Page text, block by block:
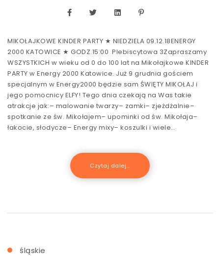
MIKOŁAJKOWE KINDER PARTY ★ NIEDZIELA 09.12.18ENERGY
2000 KATOWICE ★ GODZ.15:00 Plebiscytowa 3Zapraszamy
WSZYSTKICH w wieku od 0 do 100 lat na Mikołajkowe KINDER
PARTY w Energy 2000 Katowice. Już 9 grudnia gościem
specjalnym w Energy2000 będzie sam ŚWIĘTY MIKOŁAJ i
jego pomocnicy ELFY! Tego dnia czekają na Was takie
atrakcje jak:– malowanie twarzy– zamki– zjeżdżalnie–
spotkanie ze św. Mikołajem– upominki od św. Mikołaja–
łakocie, słodycze– Energy mixy– koszulki i wiele…
Czytaj dalej...
śląskie